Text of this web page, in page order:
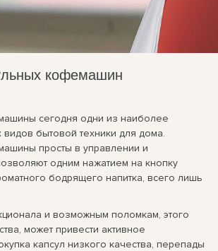
кофемашин
сегодня одни из наиболее
видов бытовой техники для дома.
просты в управлении и
одним нажатием на кнопку
бодрящего напитка, всего лишь
и возможным поломкам, этого
может привести активное
капсул низкого качества, перепады